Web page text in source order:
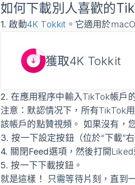
如何下載別人喜歡的
1. 啟動4K Tokkit 。它適用於
獲取4K Tokkit
2. 在應用程序中輸入TikTok帳戶
注意 ：默認情况下，所有TikTok
該帳戶的點贊視頻。 如果沒有，
3. 按一下設定按鈕（位於“下載”
4. 關閉 Feed選項，然後打開Liked
5. 按一下下載按鈕。
就是這樣！ 只需等待片刻，直到